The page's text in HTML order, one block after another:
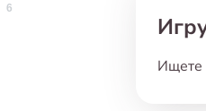
6
Ищете